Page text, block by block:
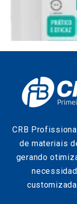
CRB
de materiais
gerando